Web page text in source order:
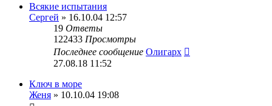
Всякие испытания
Сергей » 16.10.04 12:57
19 Ответы
122433 Просмотры
Последнее сообщение Олигарх
27.08.18 11:52
Ключ в море
Женя » 10.10.04 19:08